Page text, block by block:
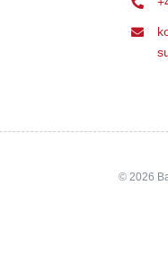
© 2026